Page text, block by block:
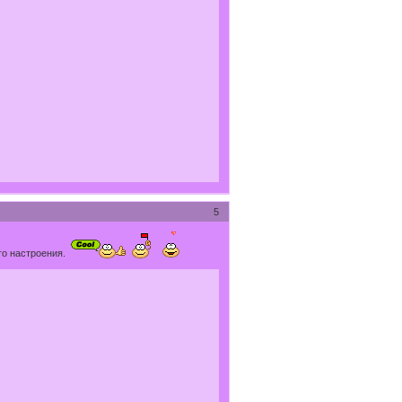
5
настроения.